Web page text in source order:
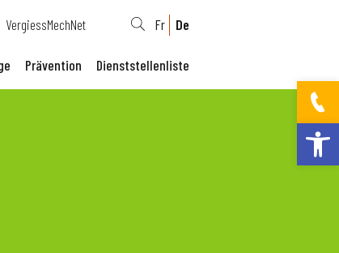
VergiessMechNet Fr De
Prävention Dienststellenliste